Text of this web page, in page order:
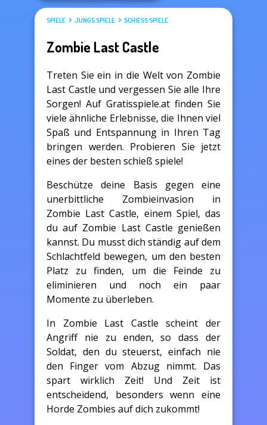
SPIELE JUNGS SPIELE SCHIESS SPIELE
Zombie Last Castle
Treten Sie ein in die Welt von Zombie
Last Castle und vergessen Sie alle Ihre
Sorgen! Auf Gratisspiele.at finden Sie
viele ähnliche Erlebnisse, die Ihnen viel
Spaß und Entspannung in Ihren Tag
bringen werden. Probieren Sie jetzt
eines der besten schieß spiele!
Beschütze deine Basis gegen eine
unerbittliche Zombieinvasion in
Zombie Last Castle, einem Spiel, das
du auf Zombie Last Castle genießen
kannst. Du musst dich ständig auf dem
Schlachtfeld bewegen, um den besten
Platz zu finden, um die Feinde zu
eliminieren und noch ein paar
Momente zu überleben.
In Zombie Last Castle scheint der
Angriff nie zu enden, so dass der
Soldat, den du steuerst, einfach nie
den Finger vom Abzug nimmt. Das
spart wirklich Zeit! Und Zeit ist
entscheidend, besonders wenn eine
Horde Zombies auf dich zukommt!